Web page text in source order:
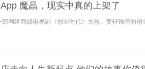
魔晶，现实中真的上架了